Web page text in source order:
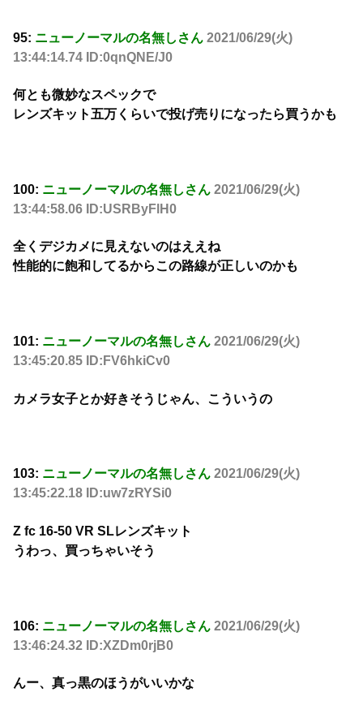
95: ニューノーマルの名無しさん 2021/06/29(火)
13:44:14.74 ID:0qnQNE/J0
何とも微妙なスペックで
レンズキット五万くらいで投げ売りになったら買うかも
100: ニューノーマルの名無しさん 2021/06/29(火)
13:44:58.06 ID:USRByFlH0
全くデジカメに見えないのはええね
性能的に飽和してるからこの路線が正しいのかも
101: ニューノーマルの名無しさん 2021/06/29(火)
13:45:20.85 ID:FV6hkiCv0
カメラ女子とか好きそうじゃん、こういうの
103: ニューノーマルの名無しさん 2021/06/29(火)
13:45:22.18 ID:uw7zRYSi0
Z fc 16-50 VR SLレンズキット
うわっ、買っちゃいそう
106: ニューノーマルの名無しさん 2021/06/29(火)
13:46:24.32 ID:XZDm0rjB0
んー、真っ黒のほうがいいかな